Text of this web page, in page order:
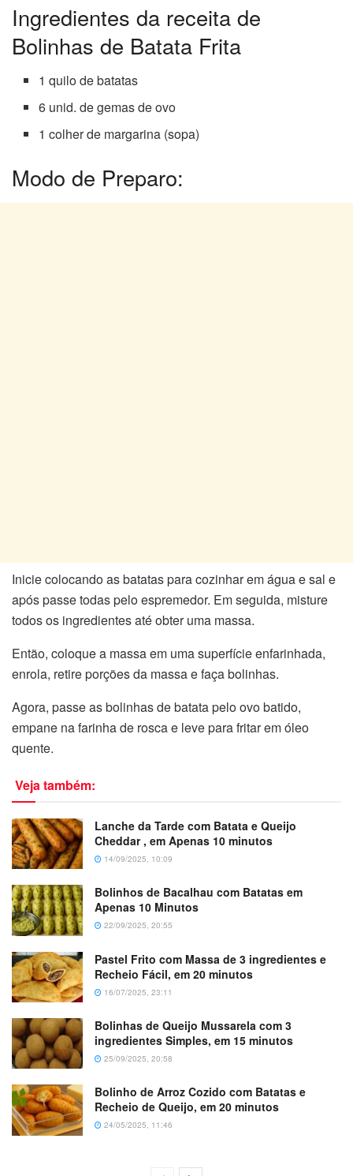
Ingredientes da receita de
Bolinhas de Batata Frita
1 quilo de batatas
6 unid. de gemas de ovo
1 colher de margarina (sopa)
Modo de Preparo:
Inicie colocando as batatas para cozinhar em água e sal e
após passe todas pelo espremedor. Em seguida, misture
todos os ingredientes até obter uma massa.
Então, coloque a massa em uma superfície enfarinhada,
enrola, retire porções da massa e faça bolinhas.
Agora, passe as bolinhas de batata pelo ovo batido,
empane na farinha de rosca e leve para fritar em óleo
quente.
Veja também:
Lanche da Tarde com Batata e Queijo
Cheddar , em Apenas 10 minutos
14/09/2025, 10:09
Bolinhos de Bacalhau com Batatas em
Apenas 10 Minutos
22/09/2025, 20:55
Pastel Frito com Massa de 3 ingredientes e
Recheio Fácil, em 20 minutos
16/07/2025, 23:11
Bolinhas de Queijo Mussarela com 3
ingredientes Simples, em 15 minutos
25/09/2025, 20:58
Bolinho de Arroz Cozido com Batatas e
Recheio de Queijo, em 20 minutos
24/05/2025, 11:46